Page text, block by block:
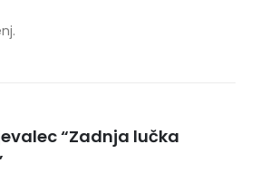
“Zadnja lučka